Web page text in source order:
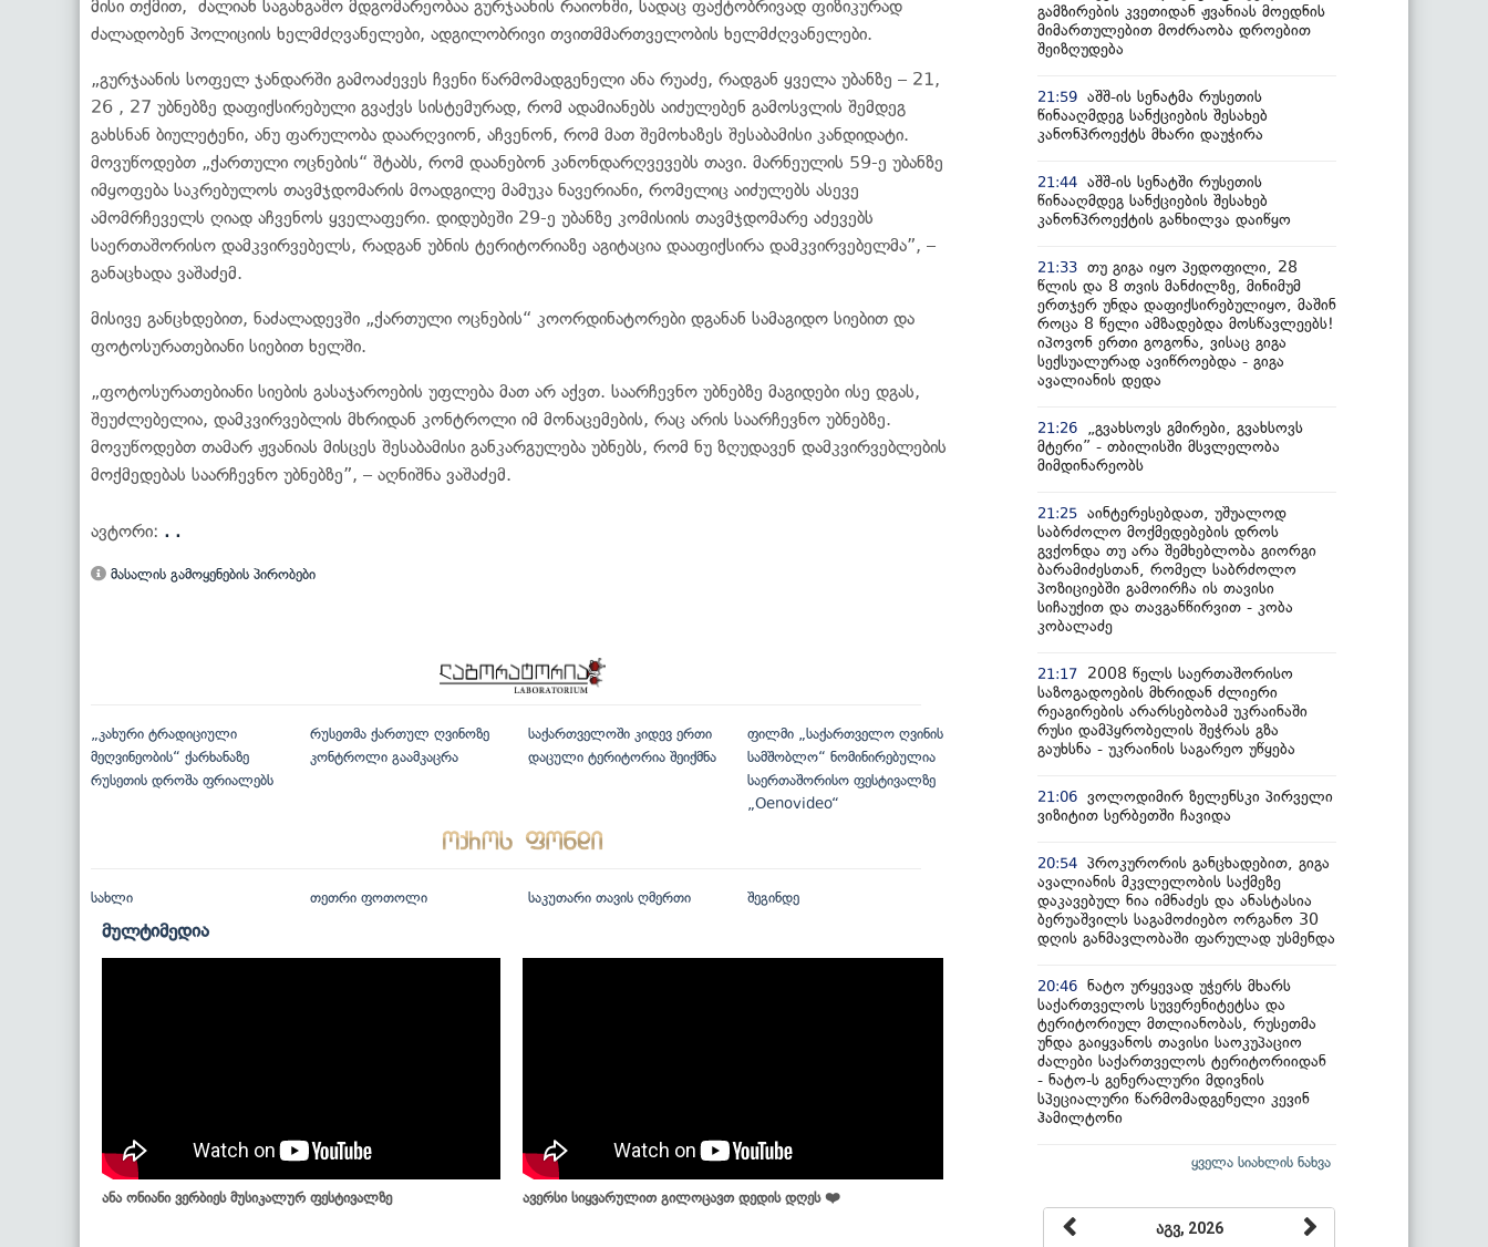
მისი თქმით, ძალიან საგანგაშო მდგომარეობაა გურჯაანის რაიონში, სადაც ფაქტობრივად ფიზიკურად
ძალადობენ პოლიციის ხელმძღვანელები, ადგილობრივი თვითმმართველობის ხელმძღვანელები.
„გურჯაანის სოფელ ჯანდარში გამოაძევეს ჩვენი წარმომადგენელი ანა რუაძე, რადგან ყველა უბანზე – 21,
26 , 27 უბნებზე დაფიქსირებული გვაქვს სისტემურად, რომ ადამიანებს აიძულებენ გამოსვლის შემდეგ
გახსნან ბიულეტენი, ანუ ფარულობა დაარღვიონ, აჩვენონ, რომ მათ შემოხაზეს შესაბამისი კანდიდატი.
მოვუწოდებთ „ქართული ოცნების“ შტაბს, რომ დაანებონ კანონდარღვევებს თავი. მარნეულის 59-ე უბანზე
იმყოფება საკრებულოს თავმჯდომარის მოადგილე მამუკა ნავერიანი, რომელიც აიძულებს ასევე
ამომრჩეველს ღიად აჩვენოს ყველაფერი. დიდუბეში 29-ე უბანზე კომისიის თავმჯდომარე აძევებს
საერთაშორისო დამკვირვებელს, რადგან უბნის ტერიტორიაზე აგიტაცია დააფიქსირა დამკვირვებელმა”, –
განაცხადა ვაშაძემ.
მისივე განცხდებით, ნაძალადევში „ქართული ოცნების“ კოორდინატორები დგანან სამაგიდო სიებით და
ფოტოსურათებიანი სიებით ხელში.
„ფოტოსურათებიანი სიების გასაჯაროების უფლება მათ არ აქვთ. საარჩევნო უბნებზე მაგიდები ისე დგას,
შეუძლებელია, დამკვირვებლის მხრიდან კონტროლი იმ მონაცემების, რაც არის საარჩევნო უბნებზე.
მოვუწოდებთ თამარ ჟვანიას მისცეს შესაბამისი განკარგულება უბნებს, რომ ნუ ზღუდავენ დამკვირვებლების
მოქმედებას საარჩევნო უბნებზე”, – აღნიშნა ვაშაძემ.
ავტორი: . .
მასალის გამოყენების პირობები
„კახური ტრადიციული
მეღვინეობის“ ქარხანაზე
რუსეთის დროშა ფრიალებს
რუსეთმა ქართულ ღვინოზე
კონტროლი გაამკაცრა
საქართველოში კიდევ ერთი
დაცული ტერიტორია შეიქმნა
ფილმი „საქართველო ღვინის
სამშობლო“ ნომინირებულია
საერთაშორისო ფესტივალზე
„Oenovideo“
სახლი თეთრი ფოთოლი საკუთარი თავის ღმერთი შეგინდე
მულტიმედია
ანა ონიანი ვერბიეს მუსიკალურ ფესტივალზე ავერსი სიყვარულით გილოცავთ დედის დღეს ❤️
გამზირების კვეთიდან ჟვანიას მოედნის
მიმართულებით მოძრაობა დროებით
შეიზღუდება
21:59 აშშ-ის სენატმა რუსეთის
წინააღმდეგ სანქციების შესახებ
კანონპროექტს მხარი დაუჭირა
21:44 აშშ-ის სენატში რუსეთის
წინააღმდეგ სანქციების შესახებ
კანონპროექტის განხილვა დაიწყო
21:33 თუ გიგა იყო პედოფილი, 28
წლის და 8 თვის მანძილზე, მინიმუმ
ერთჯერ უნდა დაფიქსირებულიყო, მაშინ
როცა 8 წელი ამზადებდა მოსწავლეებს!
იპოვონ ერთი გოგონა, ვისაც გიგა
სექსუალურად ავიწროებდა - გიგა
ავალიანის დედა
21:26
„გვახსოვს გმირები, გვახსოვს
მტერი” - თბილისში მსვლელობა
მიმდინარეობს
21:25 აინტერესებდათ, უშუალოდ
საბრძოლო მოქმედებების დროს
გვქონდა თუ არა შემხებლობა გიორგი
ბარამიძესთან, რომელ საბრძოლო
პოზიციებში გამოირჩა ის თავისი
სიჩაუქით და თავგანწირვით - კობა
კობალაძე
21:17
2008 წელს საერთაშორისო
საზოგადოების მხრიდან ძლიერი
რეაგირების არარსებობამ უკრაინაში
რუსი დამპყრობელის შეჭრას გზა
გაუხსნა - უკრაინის საგარეო უწყება
21:06 ვოლოდიმირ ზელენსკი პირველი
ვიზიტით სერბეთში ჩავიდა
20:54 პროკურორის განცხადებით, გიგა
ავალიანის მკვლელობის საქმეზე
დაკავებულ ნია იმნაძეს და ანასტასია
ბერუაშვილს საგამოძიებო ორგანო 30
დღის განმავლობაში ფარულად უსმენდა
20:46 ნატო ურყევად უჭერს მხარს
საქართველოს სუვერენიტეტსა და
ტერიტორიულ მთლიანობას, რუსეთმა
უნდა გაიყვანოს თავისი საოკუპაციო
ძალები საქართველოს ტერიტორიიდან
- ნატო-ს გენერალური მდივნის
სპეციალური წარმომადგენელი კევინ
ჰამილტონი
ყველა სიახლის ნახვა
აგვ, 2026